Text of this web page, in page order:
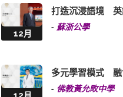
12月
打造沉浸語境 英
- 蘇浙公學
多元學習模式 融
- 佛教黃允畋中學